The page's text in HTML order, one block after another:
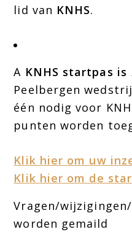
lid van KNHS.
A KNHS startpas is
Peelbergen
één nodig voor
punten worden
Klik hier om uw
Klik hier om de
Vragen/
worden gemaild